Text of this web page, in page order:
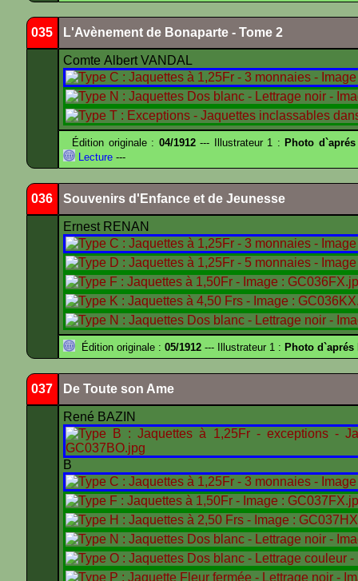
035 L'Avènement de Bonaparte - Tome 2
Comte Albert VANDAL
Édition originale : 04/1912--- Illustrateur 1 : Photo
Lecture ---
036 Souvenirs d'Enfance et de Jeunesse
Ernest RENAN
Édition originale : 05/1912 --- Illustrateur 1 : Photo d`aprés
037 De Toute son Ame
René BAZIN
B